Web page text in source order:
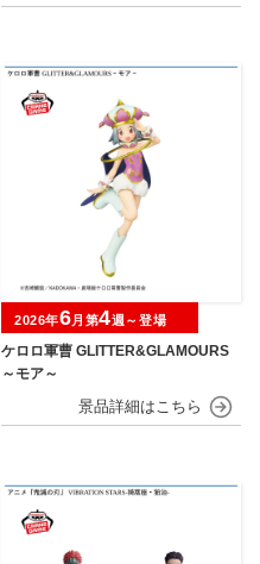
ケロロ軍曹 GLITTER&GLAMOURS
～モア～
2026年6月第4週～登場